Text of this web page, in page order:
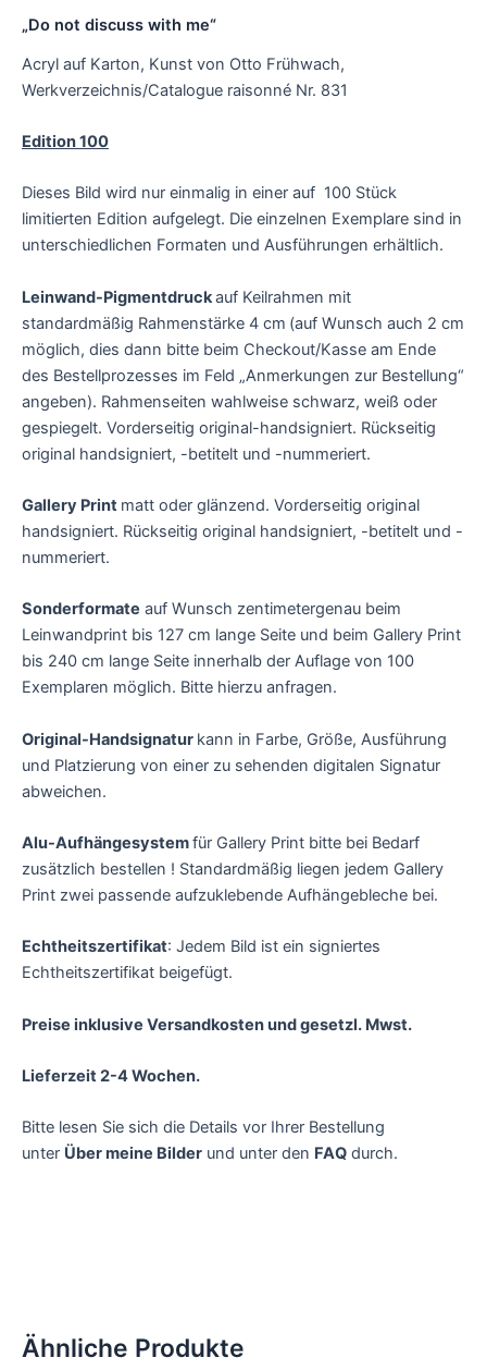
„Do not discuss with me“
Acryl auf Karton, Kunst von Otto Frühwach,
Werkverzeichnis/Catalogue raisonné Nr. 831
Edition 100
Dieses Bild wird nur einmalig in einer auf 100 Stück
limitierten Edition aufgelegt. Die einzelnen Exemplare sind in
unterschiedlichen Formaten und Ausführungen erhältlich.
Leinwand-Pigmentdruckauf Keilrahmen mit
standardmäßig Rahmenstärke 4 cm (auf Wunsch auch 2 cm
möglich, dies dann bitte beim Checkout/Kasse am Ende
des Bestellprozesses im Feld „Anmerkungen zur Bestellung“
angeben). Rahmenseiten wahlweise schwarz, weiß oder
gespiegelt. Vorderseitig original-handsigniert. Rückseitig
original handsigniert, -betitelt und -nummeriert.
Gallery Print matt oder glänzend. Vorderseitig original
handsigniert. Rückseitig original handsigniert, -betitelt und -
nummeriert.
Sonderformate auf Wunsch zentimetergenau beim
Leinwandprint bis 127 cm lange Seite und beim Gallery Print
bis 240 cm lange Seite innerhalb der Auflage von 100
Exemplaren möglich. Bitte hierzu anfragen.
Original-Handsignatur kann in Farbe, Größe, Ausführung
und Platzierung von einer zu sehenden digitalen Signatur
abweichen.
Alu-Aufhängesystemfür Gallery Print bitte bei Bedarf
zusätzlich bestellen ! Standardmäßig liegen jedem Gallery
Print zwei passende aufzuklebende Aufhängebleche bei.
Echtheitszertifikat: Jedem Bild ist ein signiertes
Echtheitszertifikat beigefügt.
Preise inklusive Versandkosten und gesetzl. Mwst.
Lieferzeit 2-4 Wochen.
Bitte lesen Sie sich die Details vor Ihrer Bestellung
unter Über meine Bilder und unter den FAQ durch.
Ähnliche Produkte